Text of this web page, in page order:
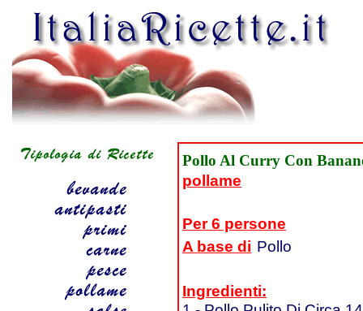
Pollo Al Curry Con
pollame
Per 6 persone
A base di Pollo
Ingredienti: